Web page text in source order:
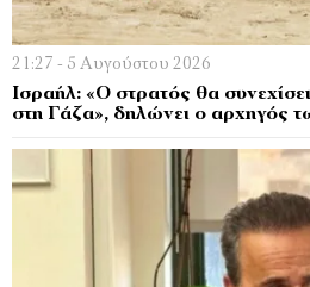
21:27 - 5 Αυγούστου 2026
Ισραήλ: «Ο στρατός θα
στη Γάζα», δηλώνει ο αρχηγός